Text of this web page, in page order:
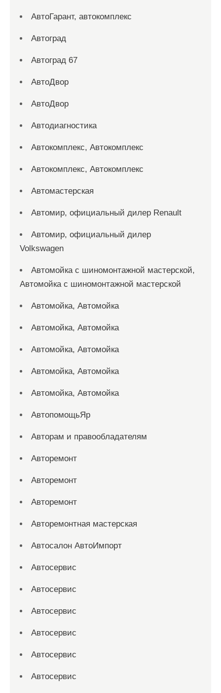
АвтоГарант, автокомплекс
Автоград
Автоград 67
АвтоДвор
АвтоДвор
Автодиагностика
Автокомплекс, Автокомплекс
Автокомплекс, Автокомплекс
Автомастерская
Автомир, официальный дилер Renault
Автомир, официальный дилер
Volkswagen
Автомойка с шиномонтажной мастерской,
Автомойка с шиномонтажной мастерской
Автомойка, Автомойка
Автомойка, Автомойка
Автомойка, Автомойка
Автомойка, Автомойка
Автомойка, Автомойка
АвтопомощьЯр
Авторам и правообладателям
Авторемонт
Авторемонт
Авторемонт
Авторемонтная мастерская
Автосалон АвтоИмпорт
Автосервис
Автосервис
Автосервис
Автосервис
Автосервис
Автосервис